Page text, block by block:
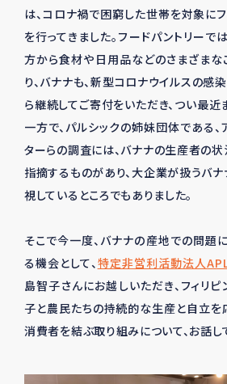
は、コロナ禍で困窮した世帯を対象に
を行ってきました。フードパントリーで
方から食材や日用品などのさまざまな
り、バナナも、新型コロナウイルスの感
ら継続してご寄付をいただき、つい最近
一方で、パルシックの姉妹団体である
ターらの調査には、バナナの生産者の
指摘するものがあり、大企業が扱うバ
視しているところでもありました。
そこで今一度、バナナの産地での問題
る機会として、特定非営利活動法人
島智子さんにお越しいただき、フィリ
子と農民たちの持続的な生産と自立を
消費者を結ぶ取り組みについて、お話し